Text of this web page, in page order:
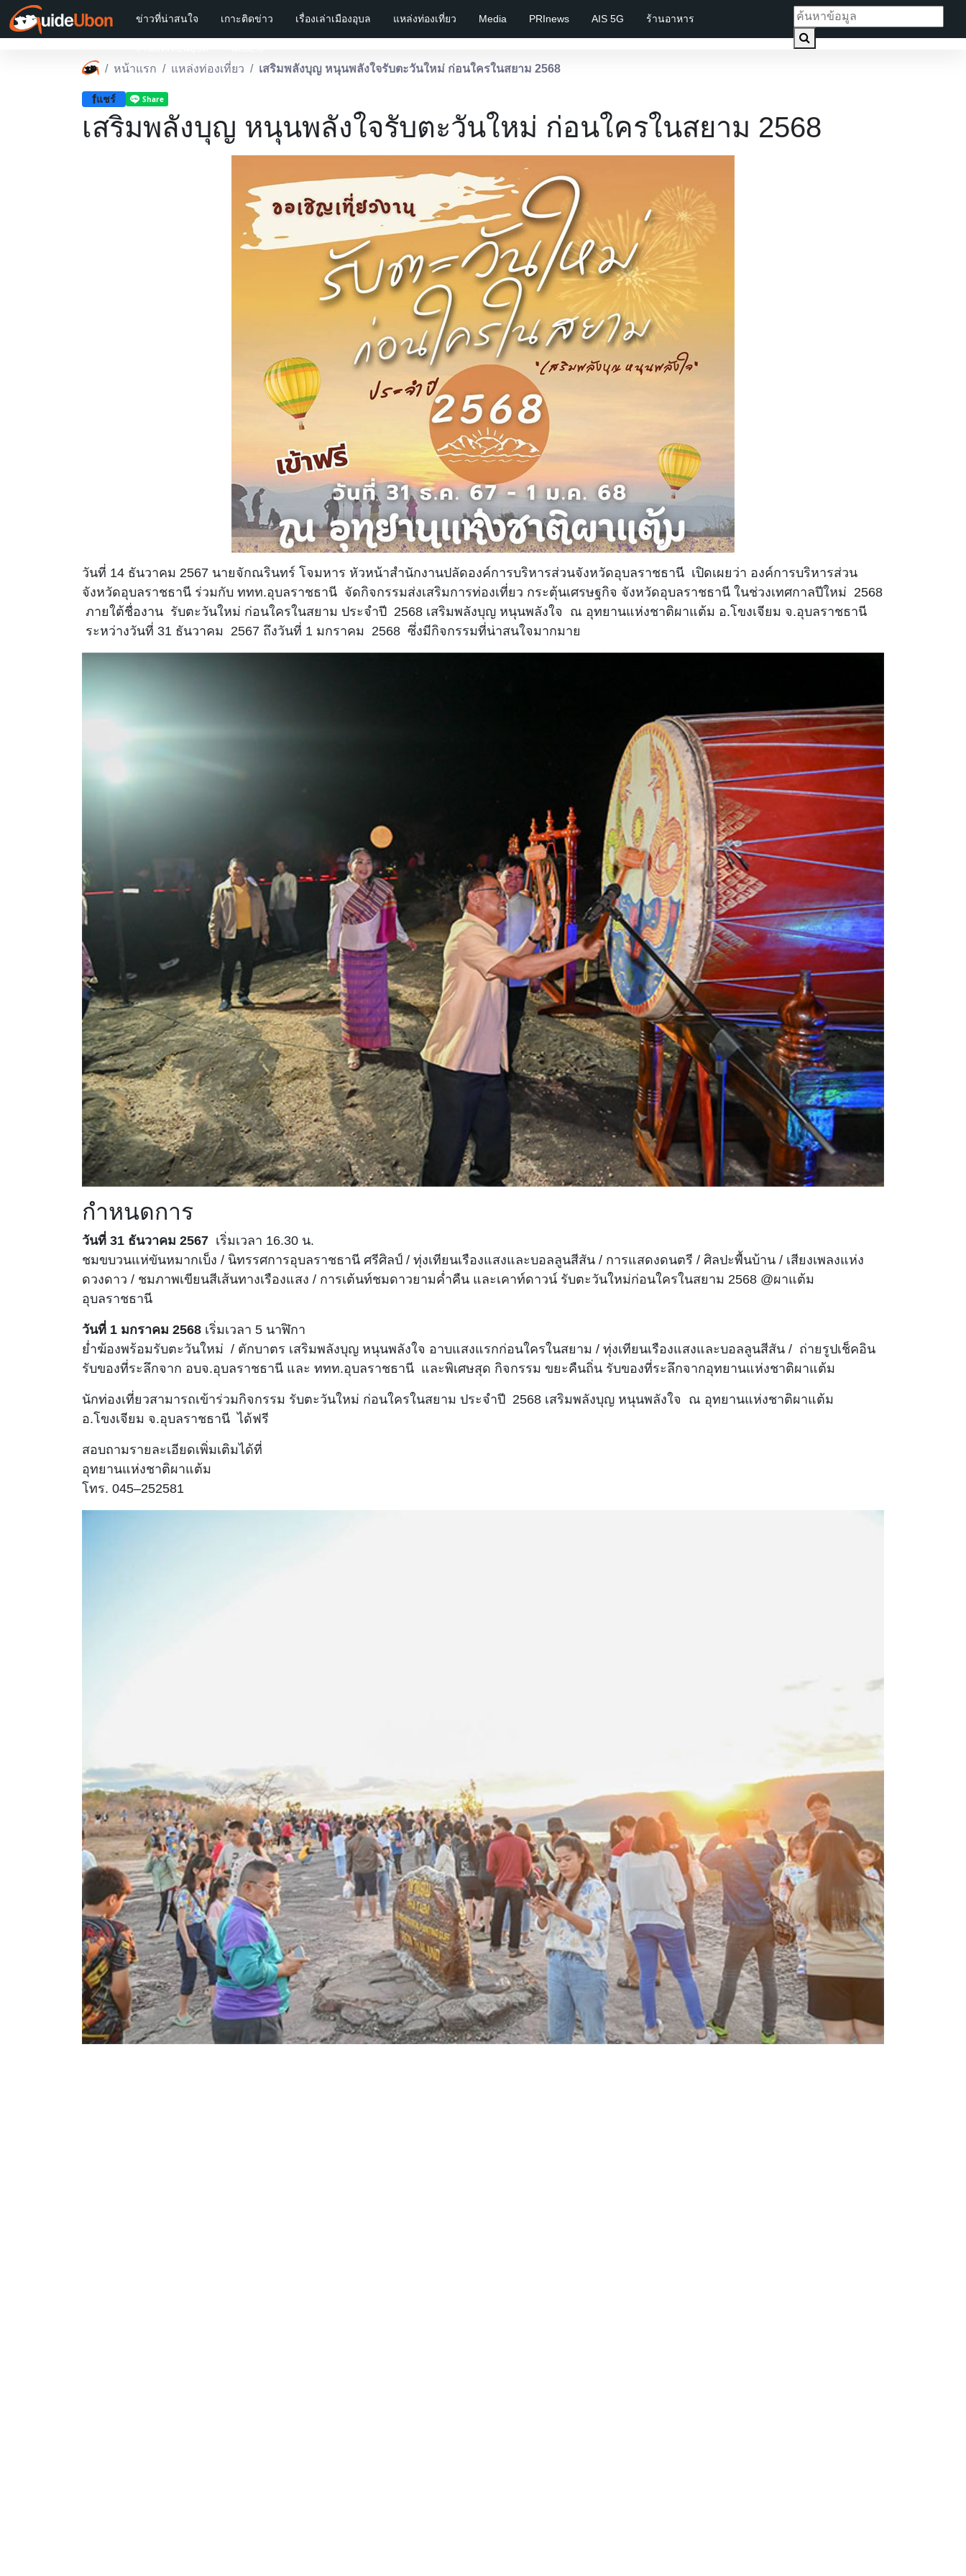
ข่าวที่น่าสนใจ เกาะติดข่าว เรื่องเล่าเมืองอุบล แหล่งท่องเที่ยว Media PRInews AIS 5G ร้านอาหาร
หน้าแรก แหล่งท่องเที่ยว เสริมพลังบุญ หนุนพลังใจรับตะวันใหม่ ก่อนใครในสยาม 2568
fแชร์
เสริมพลังบุญ หนุนพลังใจรับตะวันใหม่ ก่อนใครในสยาม 2568
วันที่ 14 ธันวาคม 2567 นายจักณรินทร์ โจมหาร หัวหน้าสำนักงานปลัดองค์การบริหารส่วนจังหวัดอุบลราชธานี เปิดเผยว่า องค์การบริหารส่วน
จังหวัดอุบลราชธานี ร่วมกับ ททท.อุบลราชธานี จัดกิจกรรมส่งเสริมการท่องเที่ยว กระตุ้นเศรษฐกิจ จังหวัดอุบลราชธานี ในช่วงเทศกาลปีใหม่ 2568
ภายใต้ชื่องาน รับตะวันใหม่ ก่อนใครในสยาม ประจำปี 2568 เสริมพลังบุญ หนุนพลังใจ ณ อุทยานแห่งชาติผาแต้ม อ.โขงเจียม จ.อุบลราชธานี
ระหว่างวันที่ 31 ธันวาคม 2567 ถึงวันที่ 1 มกราคม 2568 ซึ่งมีกิจกรรมที่น่าสนใจมากมาย
กำหนดการ
วันที่ 31 ธันวาคม 2567 เริ่มเวลา 16.30 น.
ชมขบวนแห่ขันหมากเบ็ง / นิทรรศการอุบลราชธานี ศรีศิลป์ / ทุ่งเทียนเรืองแสงและบอลลูนสีสัน / การแสดงดนตรี / ศิลปะพื้นบ้าน / เสียงเพลงแห่ง
ดวงดาว / ชมภาพเขียนสีเส้นทางเรืองแสง / การเต้นท์ชมดาวยามค่ำคืน และเคาท์ดาวน์ รับตะวันใหม่ก่อนใครในสยาม 2568 @ผาแต้ม
อุบลราชธานี
วันที่ 1 มกราคม 2568 เริ่มเวลา 5 นาฬิกา
ย่ำฆ้องพร้อมรับตะวันใหม่ / ตักบาตร เสริมพลังบุญ หนุนพลังใจ อาบแสงแรกก่อนใครในสยาม / ทุ่งเทียนเรืองแสงและบอลลูนสีสัน / ถ่ายรูปเช็คอิน
รับของที่ระลึกจาก อบจ.อุบลราชธานี และ ททท.อุบลราชธานี และพิเศษสุด กิจกรรม ขยะคืนถิ่น รับของที่ระลึกจากอุทยานแห่งชาติผาแต้ม
นักท่องเที่ยวสามารถเข้าร่วมกิจกรรม รับตะวันใหม่ ก่อนใครในสยาม ประจำปี 2568 เสริมพลังบุญ หนุนพลังใจ ณ อุทยานแห่งชาติผาแต้ม
อ.โขงเจียม จ.อุบลราชธานี ได้ฟรี
สอบถามรายละเอียดเพิ่มเติมได้ที่
อุทยานแห่งชาติผาแต้ม
โทร. 045–252581